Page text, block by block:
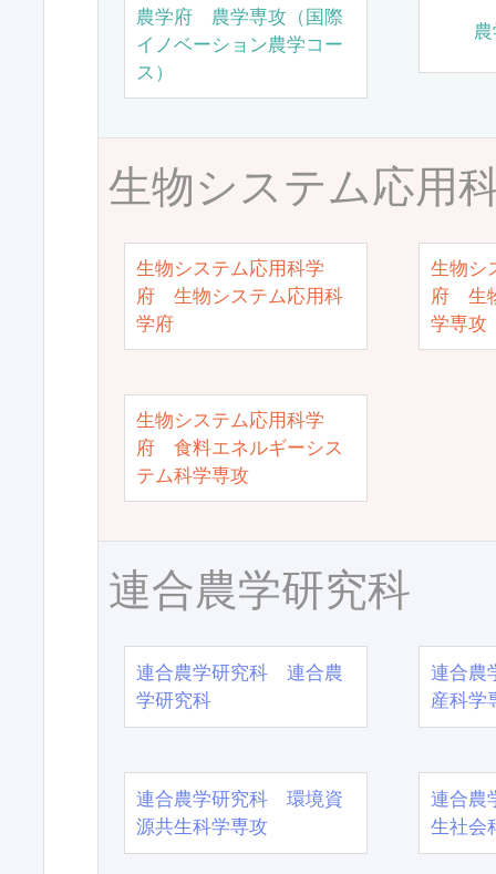
農学府 農学専攻（国際
イノベーション農学コー
ス）
生物システム応用
生物システム応用科学
府 生物システム応用科
学府
生物シ
府 生
学専攻
生物システム応用科学
府 食料エネルギーシス
テム科学専攻
連合農学研究科
連合農学研究科 連合農
学研究科
連合農
産科学
連合農学研究科 環境資
源共生科学専攻
連合農
生社会